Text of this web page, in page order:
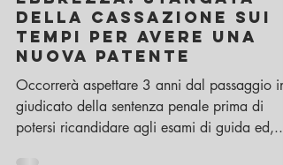
4 giu 2019 Tempo di lettura: 2 min
GUIDA IN STATO DI
EBBREZZA: STANGATA
DELLA CASSAZIONE SUI
TEMPI PER AVERE UNA
NUOVA PATENTE